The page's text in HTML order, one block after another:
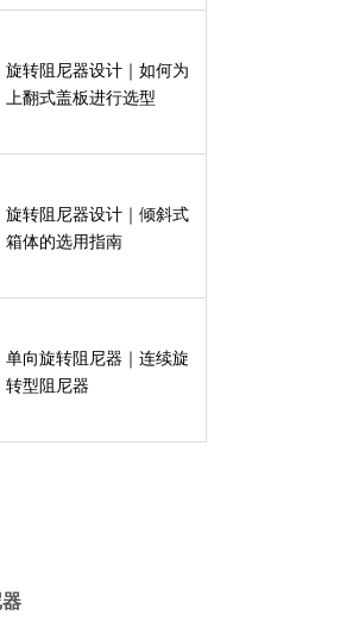
旋转阻尼器设计｜如何为
上翻式盖板进行选型
旋转阻尼器设计｜倾斜式
箱体的选用指南
单向旋转阻尼器｜连续旋
转型阻尼器